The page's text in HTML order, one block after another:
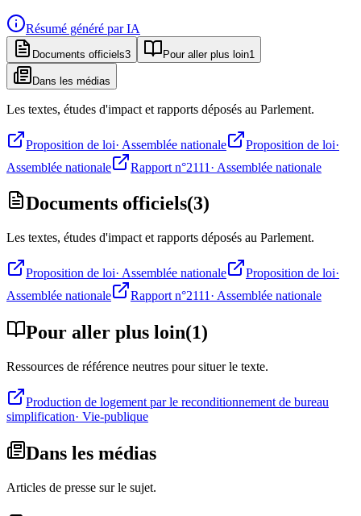
Résumé généré par IA
Documents officiels3 Pour aller plus loin1
Dans les médias
Les textes, études d'impact et rapports déposés au Parlement.
Proposition de loi· Assemblée nationale Proposition de loi·
Assemblée nationale
Rapport n°2111 · Assemblée nationale
Documents officiels(3)
Les textes, études d'impact et rapports déposés au Parlement.
Proposition de loi· Assemblée nationale Proposition de loi·
Assemblée nationale
Rapport n°2111 · Assemblée nationale
Pour aller plus loin(1)
Ressources de référence neutres pour situer le texte.
Production de logement par le reconditionnement de bureau
simplification· Vie-publique
Dans les médias
Articles de presse sur le sujet.